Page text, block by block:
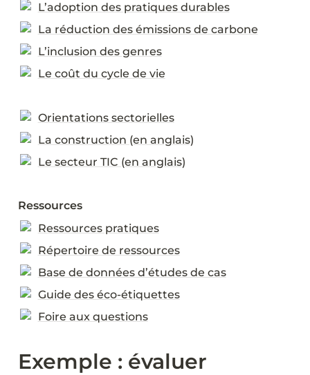
L’adoption des pratiques durables
La réduction des émissions de carbone
L’inclusion des genres
Le coût du cycle de vie
Orientations sectorielles
La construction (en anglais)
Le secteur TIC (en anglais)
Ressources
Ressources pratiques
Répertoire de ressources
Base de données d’études de cas
Guide des éco-étiquettes
Foire aux questions
Exemple : évaluer